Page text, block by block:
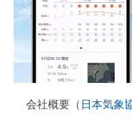
会社概要（ 日本気象